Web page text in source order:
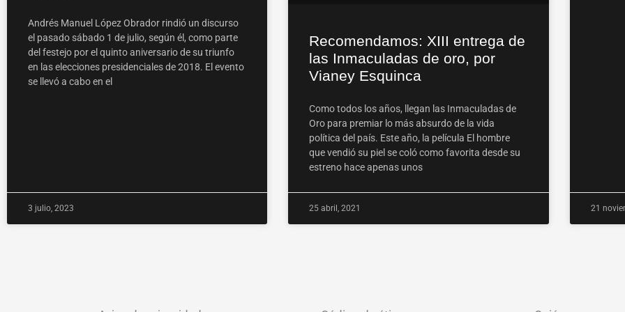
Andrés Manuel López Obrador rindió un discurso
el pasado sábado 1 de julio, según él, como parte
del festejo por el quinto aniversario de su triunfo
en las elecciones presidenciales de 2018. El evento
se llevó a cabo en el
3 julio, 2023
Recomendamos: XIII entrega de
las Inmaculadas de oro, por
Vianey Esquinca
Como todos los años, llegan las Inmaculadas de
Oro para premiar lo más absurdo de la vida
política del país. Este año, la película El hombre
que vendió su piel se coló como favorita desde su
estreno hace apenas unos
25 abril, 2021 21